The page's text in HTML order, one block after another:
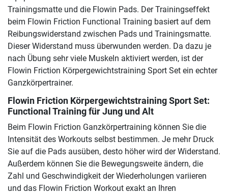
Trainingsmatte und die Flowin Pads. Der Trainingseffekt
beim Flowin Friction Functional Training basiert auf dem
Reibungswiderstand zwischen Pads und Trainingsmatte.
Dieser Widerstand muss überwunden werden. Da dazu je
nach Übung sehr viele Muskeln aktiviert werden, ist der
Flowin Friction Körpergewichtstraining Sport Set ein echter
Ganzkörpertrainer.
Flowin Friction Körpergewichtstraining Sport Set:
Functional Training für Jung und Alt
Beim Flowin Friction Ganzkörpertraining können Sie die
Intensität des Workouts selbst bestimmen. Je mehr Druck
Sie auf die Pads ausüben, desto höher wird der Widerstand.
Außerdem können Sie die Bewegungsweite ändern, die
Zahl und Geschwindigkeit der Wiederholungen variieren
und das Flowin Friction Workout exakt an Ihren